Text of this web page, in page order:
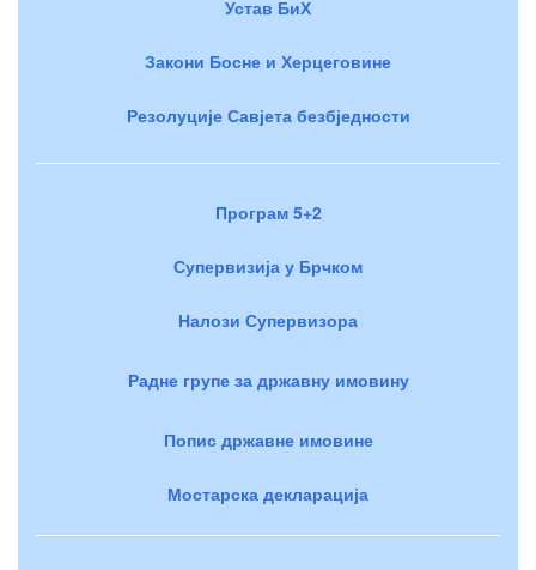
Устав БиХ
Закони Босне и Херцеговине
Резолуције Савјета безбједности
Програм 5+2
Супервизија у Брчком
Налози Супервизора
Радне групе за државну имовину
Попис државне имовине
Мостарска декларација